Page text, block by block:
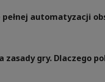
automatyzacji
zasady gry. Dlaczego